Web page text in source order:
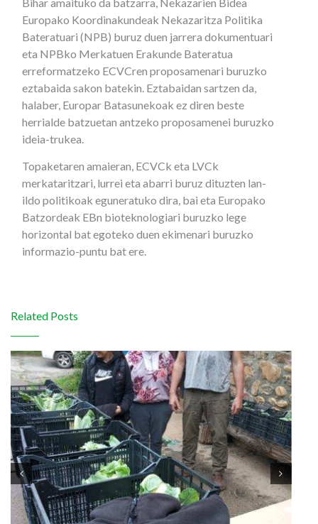
Europako Koordinakundeak Nekazaritza Politika
Bateratuari (NPB) buruz duen jarrera dokumentuari
eta NPBko Merkatuen Erakunde Bateratua
erreformatzeko ECVCren proposamenari buruzko
eztabaida sakon batekin. Eztabaidan sartzen da,
halaber, Europar Batasunekoak ez diren beste
herrialde batzuetan antzeko proposamenei buruzko
ideia-trukea.
Topaketaren amaieran, ECVCk eta LVCk
merkataritzari, lurrei eta abarri buruz dituzten lan-
ildo politikoak eguneratuko dira, bai eta Europako
Batzordeak EBn bioteknologiari buruzko lege
horizontal bat egoteko duen ekimenari buruzko
informazio-puntu bat ere.
Related Posts